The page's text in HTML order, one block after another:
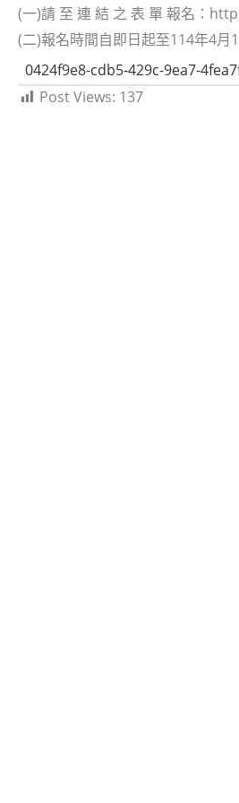
(一)請 至 連 結 之 表 單 報名：
(二)報名時間自即日起至114年4月
0424f9e8-cdb5-429c-9ea7-
Post Views: 137